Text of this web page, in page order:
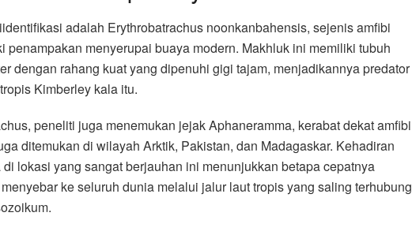
adalah Erythrobatrachus noonkanbahensis, sejenis amfibi
penampakan menyerupai buaya modern. Makhluk ini memiliki tubuh
dengan rahang kuat yang dipenuhi gigi tajam, menjadikannya predator
Kimberley kala itu.
peneliti juga menemukan jejak Aphaneramma, kerabat dekat amfibi
ditemukan di wilayah Arktik, Pakistan, dan Madagaskar. Kehadiran
lokasi yang sangat berjauhan ini menunjukkan betapa cepatnya
ke seluruh dunia melalui jalur laut tropis yang saling terhubung